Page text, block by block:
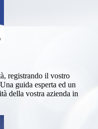
registrando il vostro
guida esperta ed un
della vostra azienda in